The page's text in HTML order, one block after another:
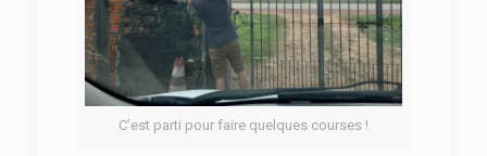
C’est parti pour faire quelques courses !